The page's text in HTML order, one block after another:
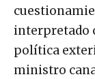
interpretado
política
ministro